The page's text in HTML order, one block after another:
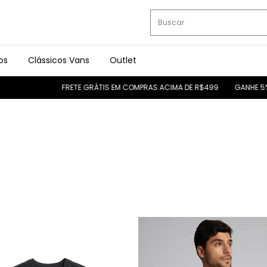
Clássicos Vans Outlet
GRÁTIS EM COMPRAS ACIMA DE R$499 GANHE 5% OFF NO PIX